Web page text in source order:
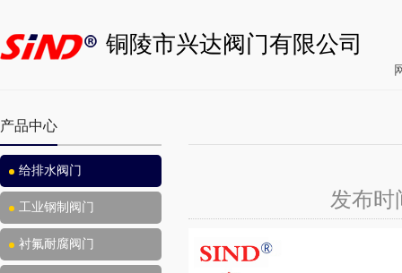
铜陵市兴达阀门有限公司
产品中心
给排水阀门
工业钢制阀门
衬氟耐腐阀门
发布时